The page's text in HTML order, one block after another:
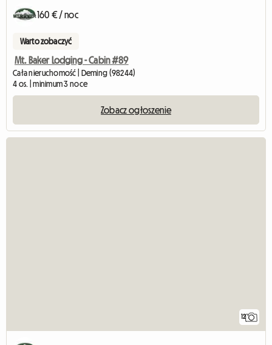
160 € / noc
Warto zobaczyć
Mt. Baker Lodging - Cabin #89
Cała nieruchomość | Deming (98244)
4 os. | minimum 3 noce
Zobacz ogłoszenie
12